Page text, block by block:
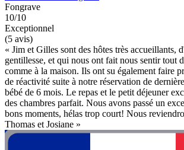
Fongrave
10/10
Exceptionnel
(5 avis)
« Jim et Gilles sont des hôtes très accueillants,
gentillesse, et qui nous ont fait nous sentir tout
comme à la maison. Ils ont su également faire
de réactivité suite à notre réservation de
bébé de 6 mois. Le repas et le petit déjeuner
des chambres parfait. Nous avons passé un
bons moments, hélas trop court! Nous
Thomas et Josiane »